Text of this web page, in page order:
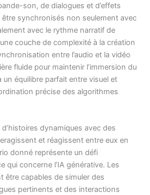
son, de dialogues et d’effets
synchronisés non seulement avec
avec le rythme narratif de
couche de complexité à la création
entre l’audio et la vidéo
fluide pour maintenir l’immersion du
un équilibre parfait entre visuel et
précise des algorithmes
dynamiques avec des
et réagissent entre eux en
donné représente un défi
qui concerne l’IA générative. Les
être capables de simuler des
pertinents et des interactions